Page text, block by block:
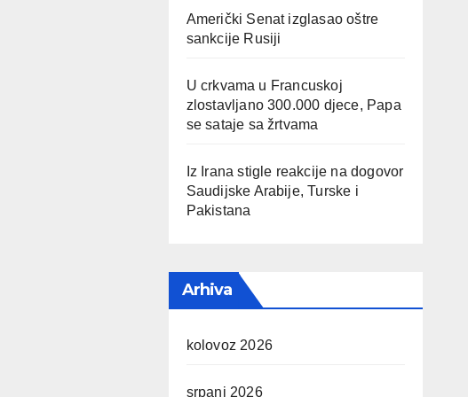
Američki Senat izglasao oštre
sankcije Rusiji
U crkvama u Francuskoj
zlostavljano 300.000 djece, Papa
se sataje sa žrtvama
Iz Irana stigle reakcije na dogovor
Saudijske Arabije, Turske i
Pakistana
Arhiva
kolovoz 2026
srpanj 2026